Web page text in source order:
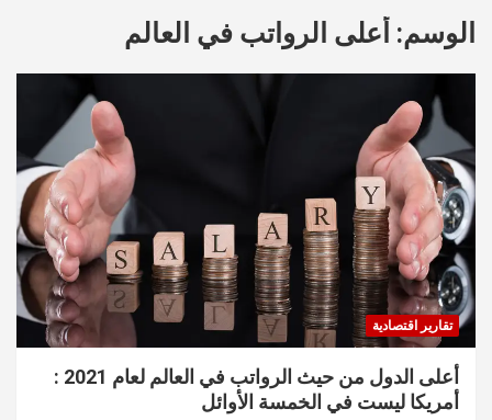
الوسم: أعلى الرواتب في العالم
تقارير اقتصادية
أعلى الدول من حيث الرواتب في العالم لعام 2021 :
أمريكا ليست في الخمسة الأوائل